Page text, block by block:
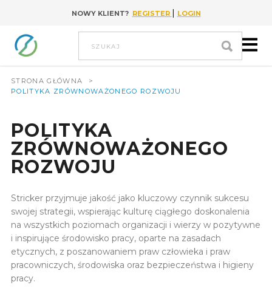
Go to contentNOWY KLIENT? REGISTER | LOGIN
szukaj
STRONA GŁÓWNA
>
POLITYKA ZRÓWNOWAŻONEGO ROZWOJU
POLITYKA
ZRÓWNOWAŻONEGO
ROZWOJU
Stricker przyjmuje jakość jako kluczowy czynnik sukcesu
swojej strategii, wspierając kulturę ciągłego doskonalenia
na wszystkich poziomach organizacji i wierzy w pozytywne
i inspirujące środowisko pracy, oparte na zasadach
etycznych, z poszanowaniem praw człowieka i praw
pracowniczych, środowiska oraz bezpieczeństwa i higieny
pracy.